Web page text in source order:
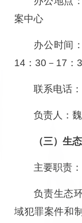
案中心
办公时
14：30－17：
联系电话
负责人：
（三）生
主要职责：
负责生态
域犯罪案件和